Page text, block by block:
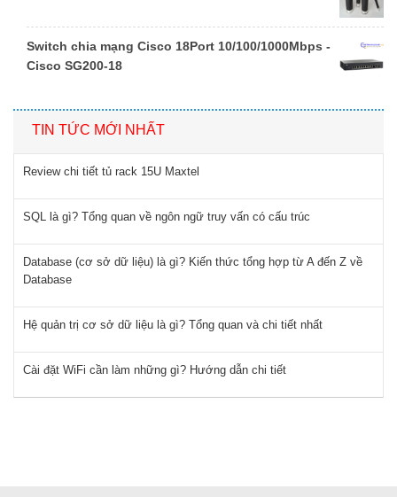
Switch chia mạng Cisco 18Port 10/100/1000Mbps -
Cisco SG200-18
TIN TỨC MỚI NHẤT
Review chi tiết tủ rack 15U Maxtel
SQL là gì? Tổng quan về ngôn ngữ truy vấn có cấu trúc
Database (cơ sở dữ liệu) là gì? Kiến thức tổng hợp từ A đến Z về
Database
Hệ quản trị cơ sở dữ liệu là gì? Tổng quan và chi tiết nhất
Cài đặt WiFi cần làm những gì? Hướng dẫn chi tiết